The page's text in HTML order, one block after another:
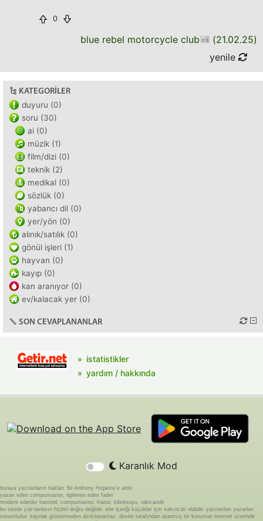
0
blue rebel motorcycle club (21.02.25)
yenile
KATEGORILER
duyuru (0)
soru (30)
ai (0)
müzik (1)
film/dizi (0)
teknik (2)
medikal (0)
sözlük (0)
yabancı dil (0)
yer/yön (0)
alınık/satılık (0)
gönül işleri (1)
hayvan (0)
kayıp (0)
kan aranıyor (0)
ev/kalacak yer (0)
SON CEVAPLANANLAR
istatistikler
yardım / hakkında
Karanlık Mod
buraya yazılanların hakları Sir Anthony Hopkins'e aittir.
yazan eden compumaster, ilgilenen eden fader
modere edenler basond, compumaster, fraise, kibritsuyu, rakicandir
bu sitede yazılanların hiçbiri doğru değildir. site içeriği küçükler için sakıncalı olabilir. yazılardan yazarları
sorumludur. kaynak göstermeden alıntılanamaz. devlet tarafından atanmış bir kurumun internet üzerinde